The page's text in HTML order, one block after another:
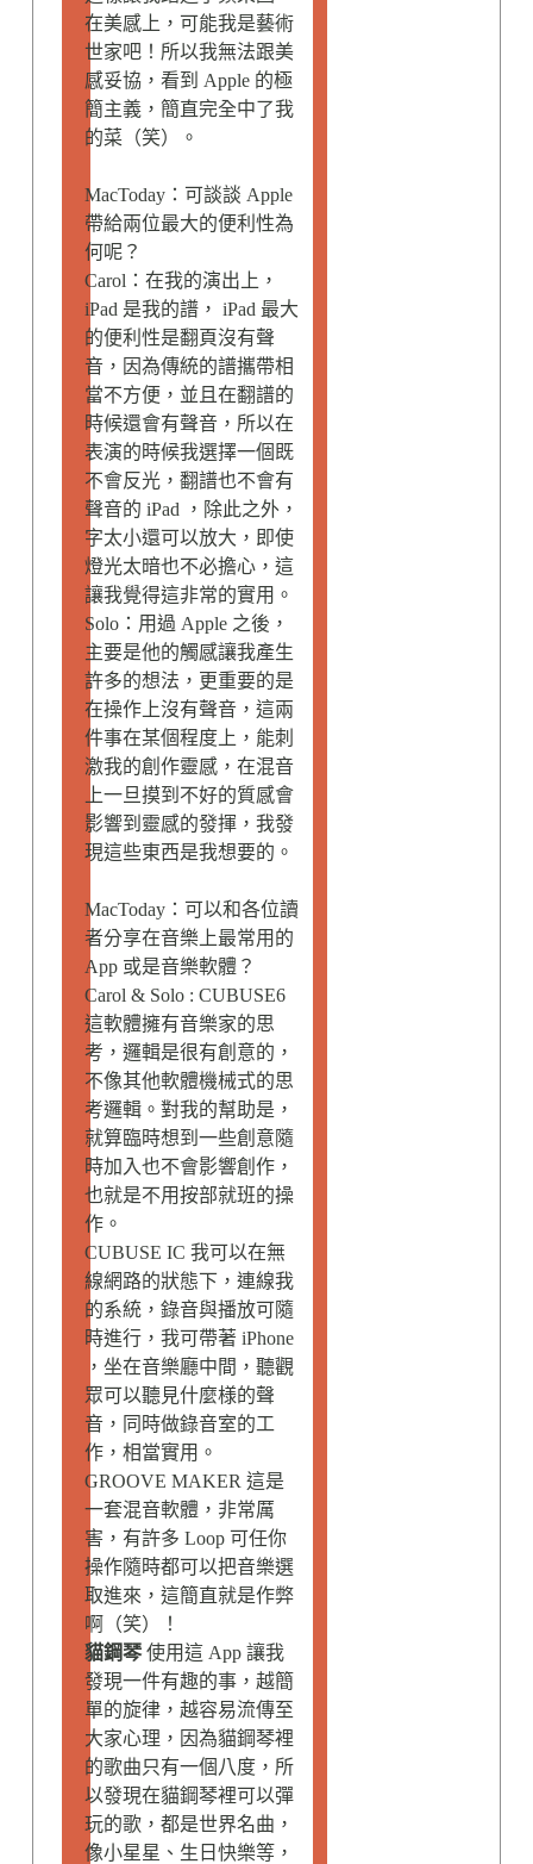
在美感上，可能我是藝術
世家吧！所以我無法跟美
感妥協，看到 Apple 的極
簡主義，簡直完全中了我
的菜（笑）。
MacToday：可談談 Apple
帶給兩位最大的便利性為
何呢？
Carol：在我的演出上，
iPad 是我的譜， iPad 最大
的便利性是翻頁沒有聲
音，因為傳統的譜攜帶相
當不方便，並且在翻譜的
時候還會有聲音，所以在
表演的時候我選擇一個既
不會反光，翻譜也不會有
聲音的 iPad ，除此之外，
字太小還可以放大，即使
燈光太暗也不必擔心，這
讓我覺得這非常的實用。
Solo：用過 Apple 之後，
主要是他的觸感讓我產生
許多的想法，更重要的是
在操作上沒有聲音，這兩
件事在某個程度上，能刺
激我的創作靈感，在混音
上一旦摸到不好的質感會
影響到靈感的發揮，我發
現這些東西是我想要的。
MacToday：可以和各位讀
者分享在音樂上最常用的
App 或是音樂軟體？
Carol & Solo : CUBUSE6
這軟體擁有音樂家的思
考，邏輯是很有創意的，
不像其他軟體機械式的思
考邏輯。對我的幫助是，
就算臨時想到一些創意隨
時加入也不會影響創作，
也就是不用按部就班的操
作。
CUBUSE IC 我可以在無
線網路的狀態下，連線我
的系統，錄音與播放可隨
時進行，我可帶著 iPhone
，坐在音樂廳中間，聽觀
眾可以聽見什麼様的聲
音，同時做錄音室的工
作，相當實用。
GROOVE MAKER 這是
一套混音軟體，非常厲
害，有許多 Loop 可任你
操作隨時都可以把音樂選
取進來，這簡直就是作弊
啊（笑）！
貓鋼琴使用這 App 讓我
發現一件有趣的事，越簡
單的旋律，越容易流傳至
大家心理，因為貓鋼琴裡
的歌曲只有一個八度，所
以發現在貓鋼琴裡可以彈
玩的歌，都是世界名曲，
像小星星、生日快樂等，